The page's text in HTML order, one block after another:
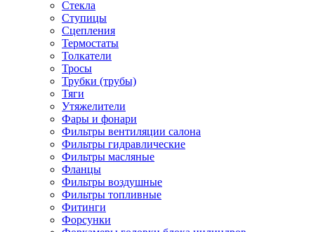
Стекла
Ступицы
Сцепления
Термостаты
Толкатели
Тросы
Трубки (трубы)
Тяги
Утяжелители
Фары и фонари
Фильтры вентиляции салона
Фильтры гидравлические
Фильтры масляные
Фланцы
Фильтры воздушные
Фильтры топливные
Фитинги
Форсунки